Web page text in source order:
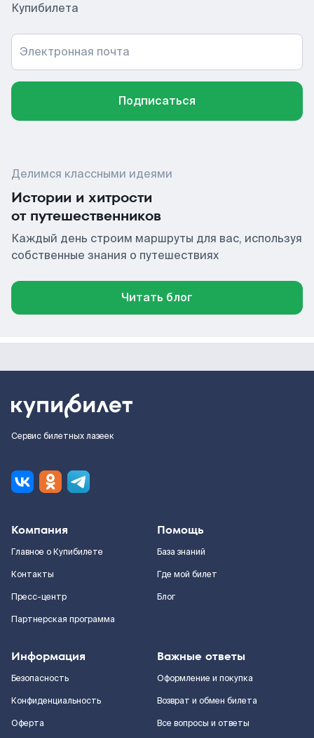
Купибилета
Электронная почта
Подписаться
Делимся классными идеями
Истории и хитрости
от путешественников
Каждый день строим маршруты для вас, используя
собственные знания о путешествиях
Читать блог
Сервис билетных лазеек
Компания
Главное о Купибилете
Контакты
Пресс-центр
Партнерская программа
Помощь
База знаний
Где мой билет
Блог
Информация
Безопасность
Конфиденциальность
Оферта
Важные ответы
Оформление и покупка
Возврат и обмен билета
Все вопросы и ответы